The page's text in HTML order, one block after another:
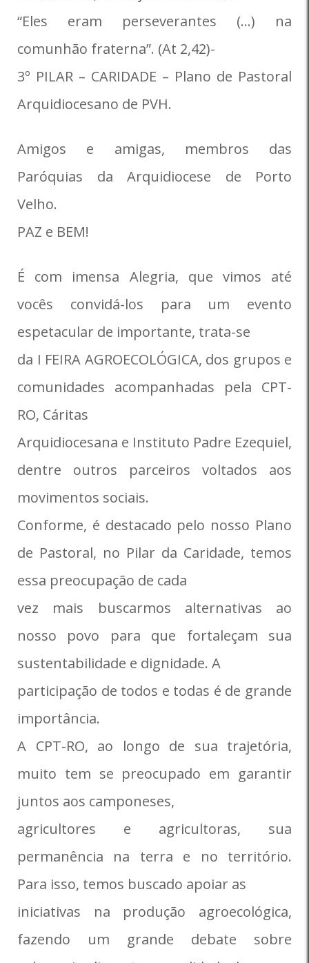
“Eles eram perseverantes (…) na
comunhão fraterna”. (At 2,42)-
3º PILAR – CARIDADE – Plano de Pastoral
Arquidiocesano de PVH.
Amigos e amigas, membros das
Paróquias da Arquidiocese de Porto
Velho.
PAZ e BEM!
É com imensa Alegria, que vimos até
vocês convidá-los para um evento
espetacular de importante, trata-se
da I FEIRA AGROECOLÓGICA, dos grupos e
comunidades acompanhadas pela CPT-
RO, Cáritas
Arquidiocesana e Instituto Padre Ezequiel,
dentre outros parceiros voltados aos
movimentos sociais.
Conforme, é destacado pelo nosso Plano
de Pastoral, no Pilar da Caridade, temos
essa preocupação de cada
vez mais buscarmos alternativas ao
nosso povo para que fortaleçam sua
sustentabilidade e dignidade. A
participação de todos e todas é de grande
importância.
A CPT-RO, ao longo de sua trajetória,
muito tem se preocupado em garantir
juntos aos camponeses,
agricultores e agricultoras, sua
permanência na terra e no território.
Para isso, temos buscado apoiar as
iniciativas na produção agroecológica,
fazendo um grande debate sobre